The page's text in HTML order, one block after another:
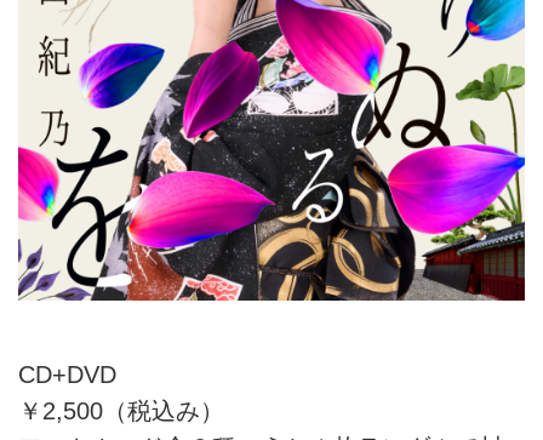
CD+DVD
￥2,500（税込み）